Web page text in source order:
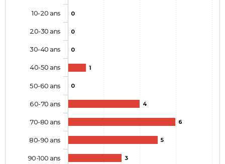
0
0
0
1
0
4
6
5
3
10-20 ans
20-30 ans
30-40 ans
40-50 ans
50-60 ans
60-70 ans
70-80 ans
80-90 ans
90-100 ans